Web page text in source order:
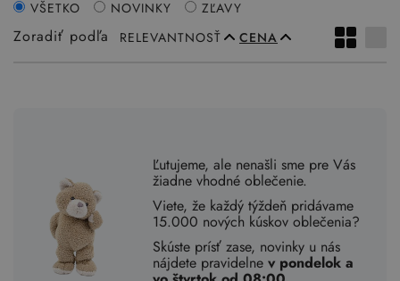
Zoradiť podľa RELEVANTNOSŤ CENA
VŠETKO NOVINKY ZĽAVY
Ľutujeme, ale nenašli sme pre Vás
žiadne vhodné oblečenie.
Viete, že každý týždeň pridávame
15.000 nových kúskov oblečenia?
Skúste prísť zase, novinky u nás
nájdete pravidelnev pondelok a